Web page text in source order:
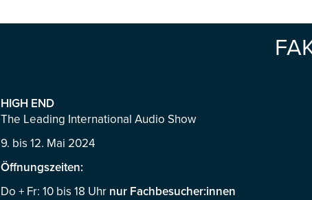
HIGH END
The Leading International Audio Show
9. bis 12. Mai 2024
Öffnungszeiten:
Do + Fr: 10 bis 18 Uhr nur Fachbesucher:innen